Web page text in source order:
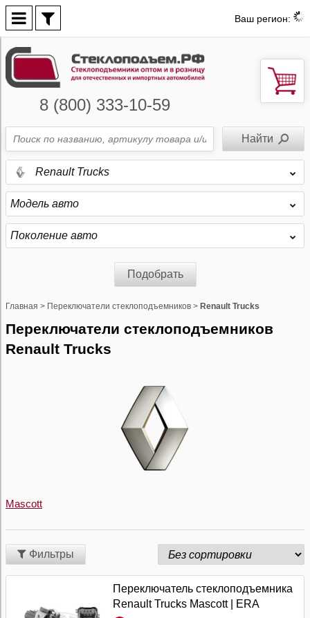
Ваш регион:
8 (800) 333-10-59
Renault Trucks
Модель авто
Поколение авто
Подобрать
Главная > Переключатели стеклоподъемников > Renault Trucks
Переключатели стеклоподъемников
Renault Trucks
Mascott
Фильтры
Переключатель стеклоподъемника
Renault Trucks Mascott | ERA